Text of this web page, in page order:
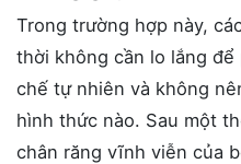
Trong trường hợp này,
thời không cần lo lắng
chế tự nhiên và không
hình thức nào. Sau một
chân răng vĩnh viễn của